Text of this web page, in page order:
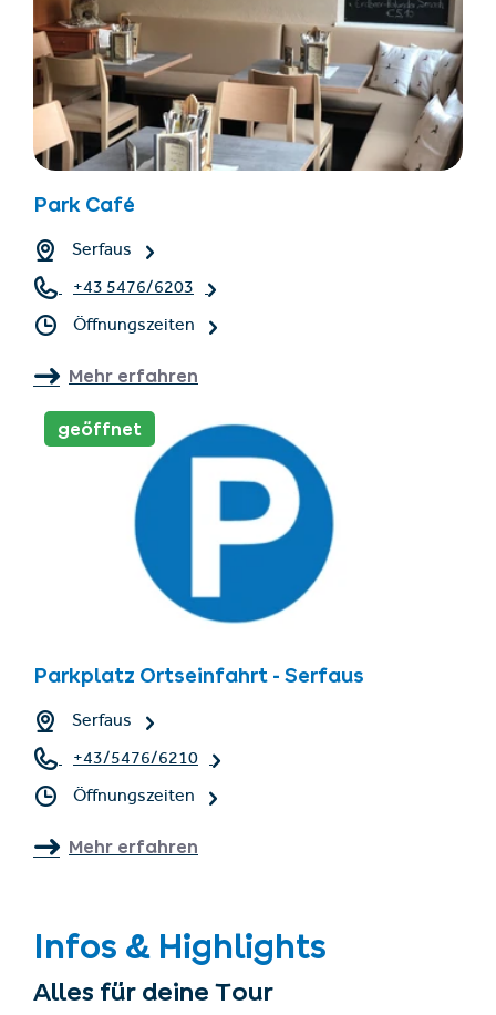
Park Café
Serfaus
+43 5476/6203
Öffnungszeiten
Mehr erfahren
geöffnet
Parkplatz Ortseinfahrt - Serfaus
Serfaus
+43/5476/6210
Öffnungszeiten
Mehr erfahren
Infos & Highlights
Alles für deine Tour